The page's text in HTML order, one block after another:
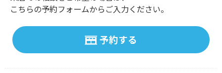
こちらの予約フォームからご入力ください。
予約する